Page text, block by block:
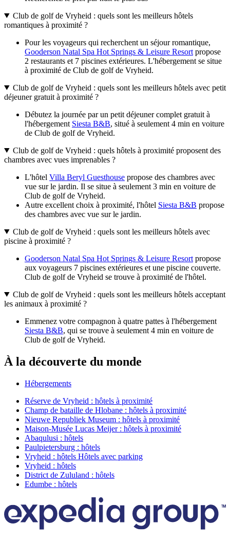
Club de golf de Vryheid : quels sont les meilleurs hôtels
romantiques à proximité ?
Pour les voyageurs qui recherchent un séjour romantique,
Gooderson Natal Spa Hot Springs & Leisure Resort propose
2 restaurants et 7 piscines extérieures. L'hébergement se situe
à proximité de Club de golf de Vryheid.
Club de golf de Vryheid : quels sont les meilleurs hôtels avec petit
déjeuner gratuit à proximité ?
Débutez la journée par un petit déjeuner complet gratuit à
l'hébergement Siesta B&B, situé à seulement 4 min en voiture
de Club de golf de Vryheid.
Club de golf de Vryheid : quels hôtels à proximité proposent des
chambres avec vues imprenables ?
L'hôtel Villa Beryl Guesthouse propose des chambres avec
vue sur le jardin. Il se situe à seulement 3 min en voiture de
Club de golf de Vryheid.
Autre excellent choix à proximité, l'hôtel Siesta B&B propose
des chambres avec vue sur le jardin.
Club de golf de Vryheid : quels sont les meilleurs hôtels avec
piscine à proximité ?
Gooderson Natal Spa Hot Springs & Leisure Resort propose
aux voyageurs 7 piscines extérieures et une piscine couverte.
Club de golf de Vryheid se trouve à proximité de l'hôtel.
Club de golf de Vryheid : quels sont les meilleurs hôtels acceptant
les animaux à proximité ?
Emmenez votre compagnon à quatre pattes à l'hébergement
Siesta B&B, qui se trouve à seulement 4 min en voiture de
Club de golf de Vryheid.
À la découverte du monde
Hébergements
Réserve de Vryheid : hôtels à proximité
Champ de bataille de Hlobane : hôtels à proximité
Nieuwe Republiek Museum : hôtels à proximité
Maison-Musée Lucas Meijer : hôtels à proximité
Abaqulusi : hôtels
Paulpietersburg : hôtels
Vryheid : hôtels Hôtels avec parking
Vryheid : hôtels
District de Zululand : hôtels
Edumbe : hôtels